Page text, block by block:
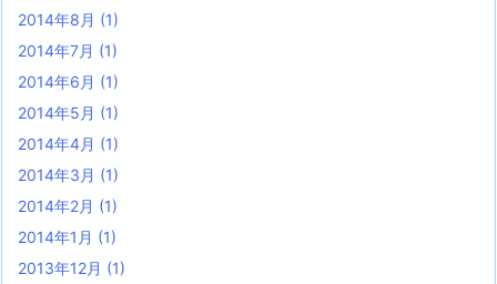
2014年8月 (1)
2014年7月 (1)
2014年6月 (1)
2014年5月 (1)
2014年4月 (1)
2014年3月 (1)
2014年2月 (1)
2014年1月 (1)
2013年12月 (1)